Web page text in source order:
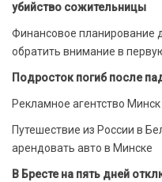
убийство сожительницы
Финансовое планирование
обратить внимание в
Подросток погиб после
Рекламное агентство
Путешествие из России в
арендовать авто в Минске
В Бресте на пять дней